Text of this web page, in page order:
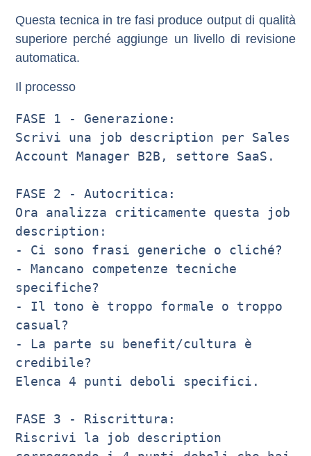
Questa tecnica in tre fasi produce output di qualità
superiore perché aggiunge un livello di revisione
automatica.
Il processo
FASE 1 - Generazione:
Scrivi una job description per Sales
Account Manager B2B, settore SaaS.
FASE 2 - Autocritica:
Ora analizza criticamente questa job
description:
- Ci sono frasi generiche o cliché?
- Mancano competenze tecniche
specifiche?
- Il tono è troppo formale o troppo
casual?
- La parte su benefit/cultura è
credibile?
Elenca 4 punti deboli specifici.
FASE 3 - Riscrittura:
Riscrivi la job description